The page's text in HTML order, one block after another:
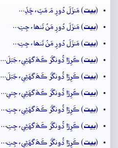
(بيت) مَنزَلَ دُورِ مَ مَٽِ، ڇَڏِ…
(بيت) مَنزَلَ دُورِ مَنُ تَنھا، جِتِ…
(بيت) مَنزَلَ دُورِ مَنُ تَنھا، جِتِ…
(بيت) ڪَرِڙا ڏُونگَرَ ڪَھَ گهَڻِي، جَبَلَ…
(بيت) ڪَرِڙا ڏُونگَرَ ڪَھَ گهَڻِي، جَبَلَ…
(بيت) ڪَرِڙا ڏُونگَرَ ڪَھَ گهَڻِي، جِتي…
(بيت) ڪَرِڙا ڏُونگَرَ ڪَھَ گهَڻِي، جِتِ…
(بيت) ڪَرِڙا ڏُونگَرَ ڪَھَ گهَڻِي، جِتِ…
(بيت) ڪَرِڙا ڏُونگَرَ ڪَھَ گهَڻِي، جِتِ…